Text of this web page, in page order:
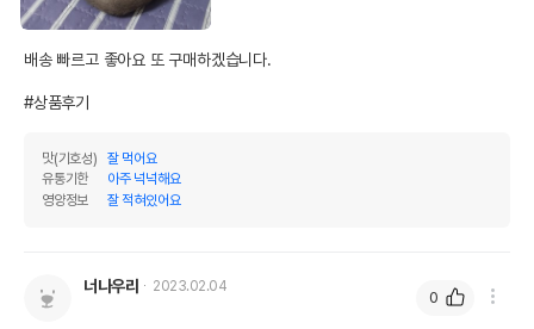
배송 빠르고 좋아요 또 구매하겠습니다.
#상품후기
맛(기호성)
잘 먹어요
유통기한
아주 넉넉해요
영양정보
잘 적혀있어요
너나우리 2023.02.04
0